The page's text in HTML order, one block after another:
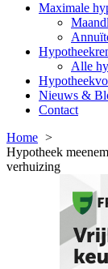
Maximale
Alle
Nieuws &
Contact
Home
Hypotheek
verhuizing